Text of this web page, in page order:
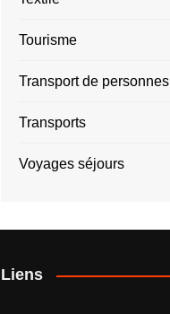
Tourisme
Transport de personnes
Transports
Voyages séjours
Liens